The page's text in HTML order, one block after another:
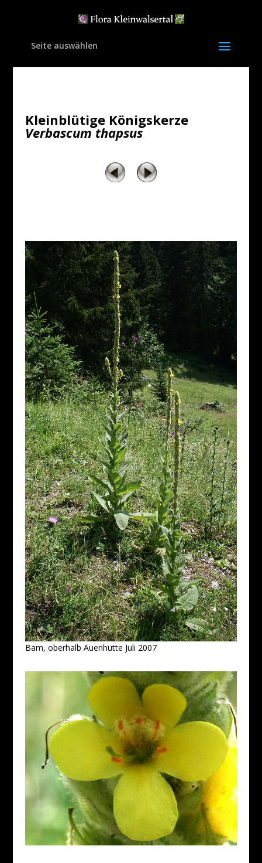
Seite auswählen
Kleinblütige Königskerze
Verbascum thapsus
Bam, oberhalb Auenhütte Juli 2007